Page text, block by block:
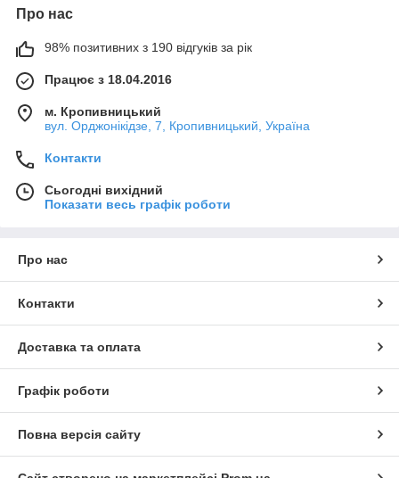
Про нас
98% позитивних з 190 відгуків за рік
Працює з 18.04.2016
м. Кропивницький
вул. Орджонікідзе, 7, Кропивницький, Україна
Контакти
Сьогодні вихідний
Показати весь графік роботи
Про нас
Контакти
Доставка та оплата
Графік роботи
Повна версія сайту